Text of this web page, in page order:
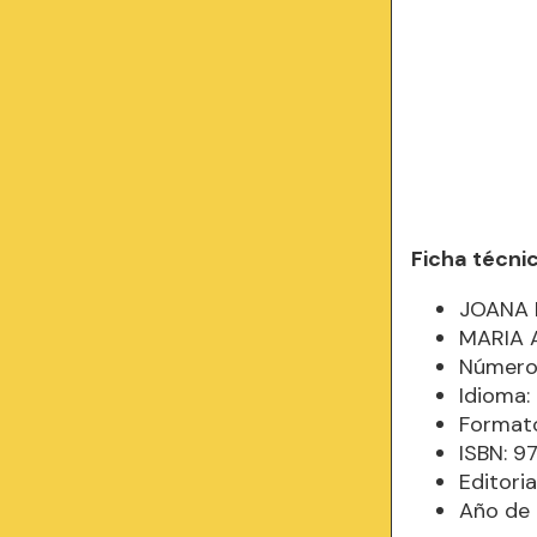
Ficha
JOANA
MARIA
Idioma:
ISBN:
Año de